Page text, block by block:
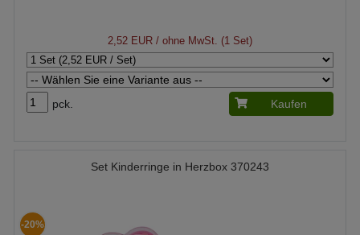
2,52 EUR / ohne MwSt. (1 Set)
pck. Kaufen
Set Kinderringe in Herzbox 370243
-20%